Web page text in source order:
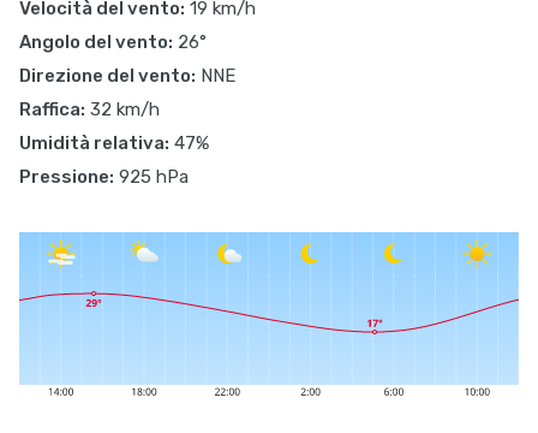
Velocità del vento: 19 km/h
Angolo del vento: 26°
Direzione del vento: NNE
Raffica: 32 km/h
Umidità relativa: 47%
Pressione: 925 hPa